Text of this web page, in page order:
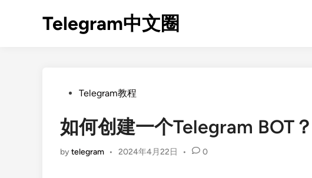
Telegram中文圈
PostedTelegram教程
如何创建一个Telegram BOT？
bytelegram • 2024年4月22日 • 0